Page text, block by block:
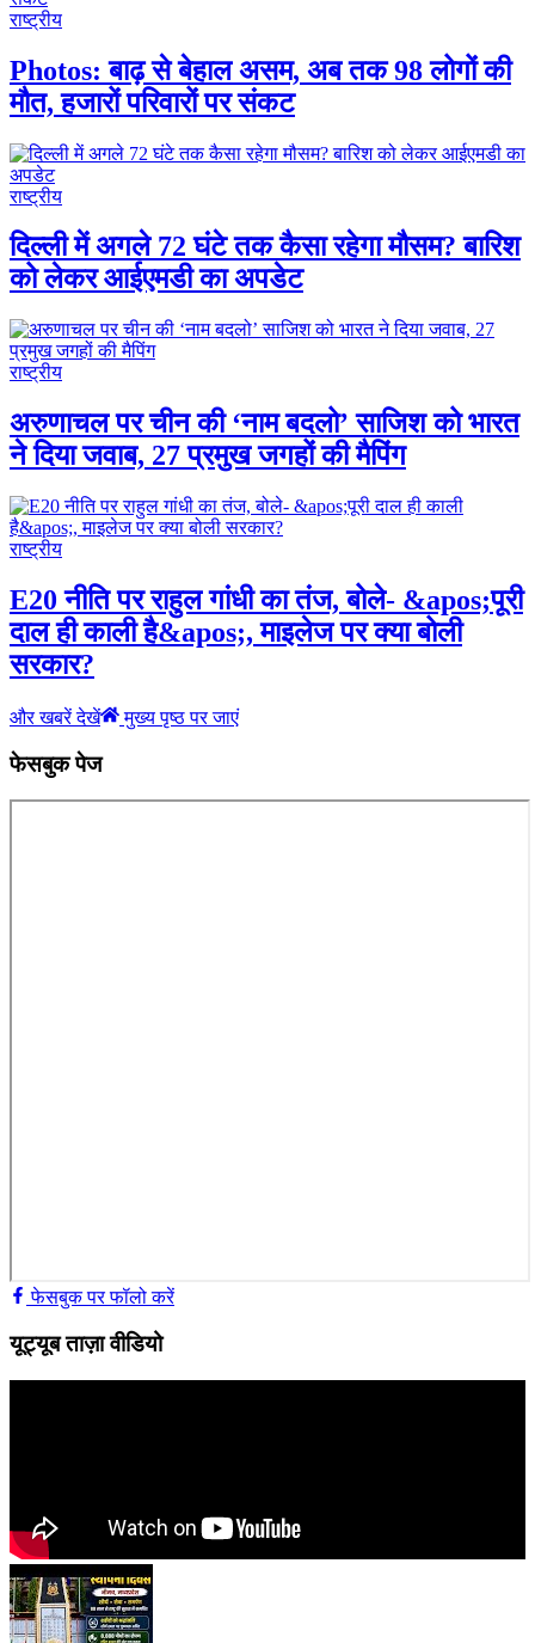
राष्ट्रीय
Photos: बाढ़ से बेहाल असम, अब तक 98 लोगों की
मौत, हजारों परिवारों पर संकट
राष्ट्रीय
दिल्ली में अगले 72 घंटे तक कैसा रहेगा मौसम? बारिश
को लेकर आईएमडी का अपडेट
राष्ट्रीय
अरुणाचल पर चीन की ‘नाम बदलो’ साजिश को भारत
ने दिया जवाब, 27 प्रमुख जगहों की मैपिंग
राष्ट्रीय
E20 नीति पर राहुल गांधी का तंज, बोले- &apos;पूरी
दाल ही काली है&apos;, माइलेज पर क्या बोली
सरकार?
और खबरें देखें मुख्य पृष्ठ पर जाएं
फेसबुक पेज
फेसबुक पर फॉलो करें
यूट्यूब ताज़ा वीडियो